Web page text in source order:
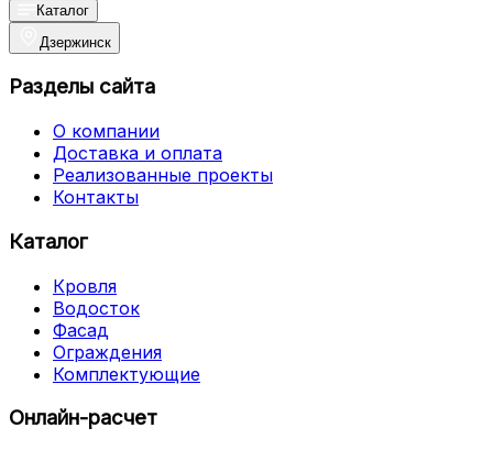
Каталог
Дзержинск
Разделы сайта
О компании
Доставка и оплата
Реализованные проекты
Контакты
Каталог
Кровля
Водосток
Фасад
Ограждения
Комплектующие
Онлайн-расчет